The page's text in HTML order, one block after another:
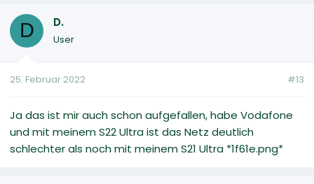
D D.
User
25. Februar 2022 #13
Ja das ist mir auch schon aufgefallen, habe Vodafone
und mit meinem S22 Ultra ist das Netz deutlich
schlechter als noch mit meinem S21 Ultra *1f61e.png*